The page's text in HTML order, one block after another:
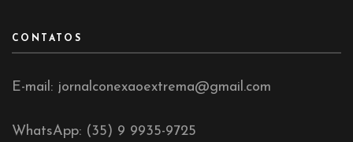
CONTATOS
E-mail: jornalconexaoextrema@gmail.com
WhatsApp: (35) 9 9935-9725